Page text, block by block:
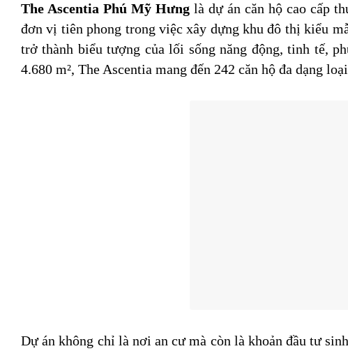
The Ascentia Phú Mỹ Hưng là dự án căn hộ cao cấp
đơn vị tiên phong trong việc xây dựng khu đô thị kiểu
trở thành biểu tượng của lối sống năng động, tinh tế,
4.680 m², The Ascentia mang đến 242 căn hộ đa dạng
Dự án không chỉ là nơi an cư mà còn là khoản đầu tư